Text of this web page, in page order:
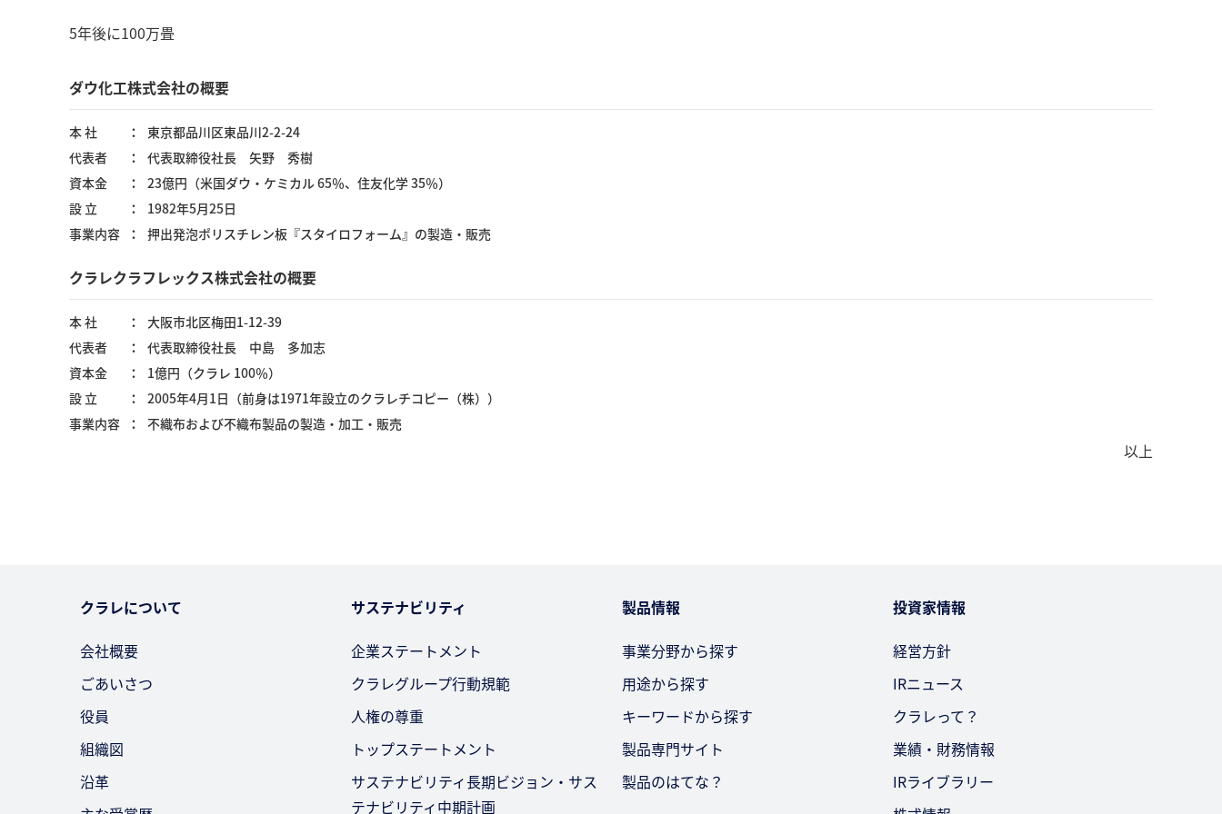
5年後に100万畳
ダウ化工株式会社の概要
本 社
東京都品川区東品川2-2-24
代表者
代表取締役社長 矢野 秀樹
資本金
23億円（米国ダウ・ケミカル 65％、住友化学 35％）
設 立
1982年5月25日
事業内容
押出発泡ポリスチレン板『スタイロフォーム』の製造・販売
クラレクラフレックス株式会社の概要
本 社
大阪市北区梅田1-12-39
代表者
代表取締役社長 中島 多加志
資本金
1億円（クラレ 100％）
設 立
2005年4月1日（前身は1971年設立のクラレチコピー（株））
事業内容
不織布および不織布製品の製造・加工・販売
以上
クラレについて
会社概要
ごあいさつ
役員
組織図
沿革
サステナビリティ
企業ステートメント
クラレグループ行動規範
人権の尊重
トップステートメント
サステナビリティ長期ビジョン・サス
テナビリティ中期計画
製品情報
事業分野から探す
用途から探す
キーワードから探す
製品専門サイト
製品のはてな？
投資家情報
経営方針
IRニュース
クラレって？
業績・財務情報
IRライブラリー